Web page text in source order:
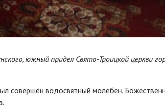
южный придел Свято-Троицкой церкви
совершён водосвятный молебен.